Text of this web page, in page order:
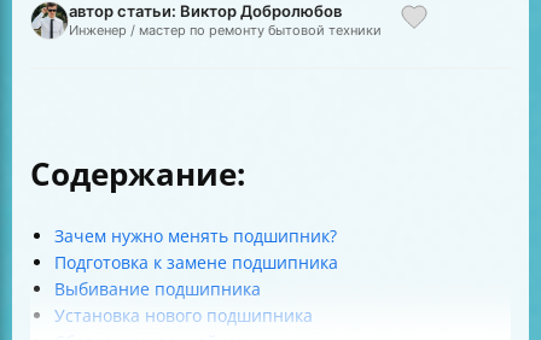
автор статьи: Виктор Добролюбов
Инженер / мастер по ремонту бытовой техники
Содержание:
Зачем нужно менять подшипник?
Подготовка к замене подшипника
Выбивание подшипника
Установка нового подшипника